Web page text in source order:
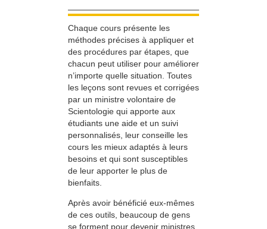
Chaque cours présente les
méthodes précises à appliquer et
des procédures par étapes, que
chacun peut utiliser pour améliorer
n’importe quelle situation. Toutes
les leçons sont revues et corrigées
par un ministre volontaire de
Scientologie qui apporte aux
étudiants une aide et un suivi
personnalisés, leur conseille les
cours les mieux adaptés à leurs
besoins et qui sont susceptibles
de leur apporter le plus de
bienfaits.
Après avoir bénéficié eux-mêmes
de ces outils, beaucoup de gens
se forment pour devenir ministres